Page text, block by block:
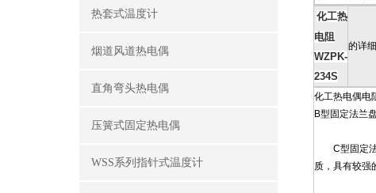
热套式温度计
烟道风道热电偶
直角弯头热电偶
压簧式固定热电偶
WSS系列指针式温度计
化工热
电阻
WZPK-
234S
的详
化工热电偶电
B型固定法兰
C型固定法
质，具有较强